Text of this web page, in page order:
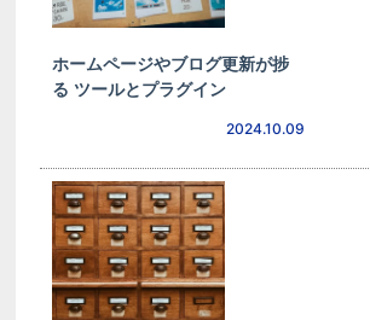
ホームページやブログ更新が捗
る ツールとプラグイン
2024.10.09